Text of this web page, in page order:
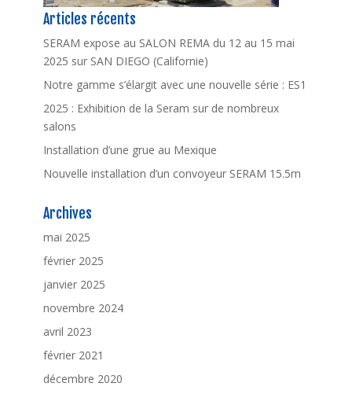
Articles récents
SERAM expose au SALON REMA du 12 au 15 mai
2025 sur SAN DIEGO (Californie)
Notre gamme s’élargit avec une nouvelle série : ES1
2025 : Exhibition de la Seram sur de nombreux
salons
Installation d’une grue au Mexique
Nouvelle installation d’un convoyeur SERAM 15.5m
Archives
mai 2025
février 2025
janvier 2025
novembre 2024
avril 2023
février 2021
décembre 2020